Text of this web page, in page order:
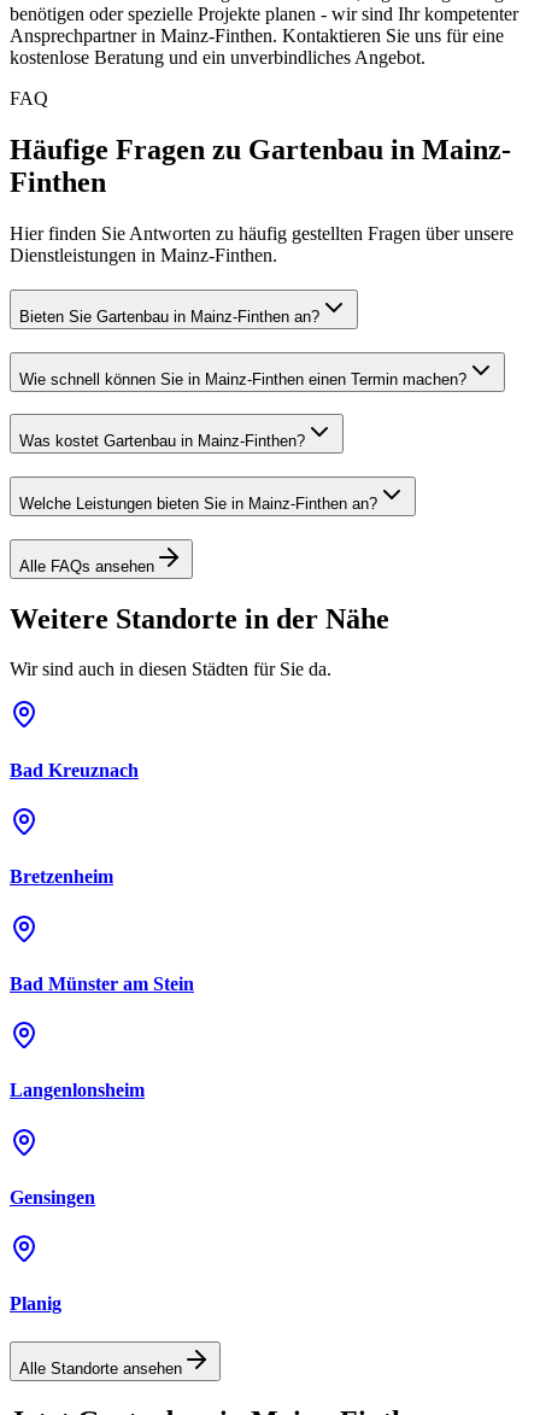
benötigen oder spezielle Projekte planen - wir sind Ihr kompetenter
Ansprechpartner in Mainz-Finthen. Kontaktieren Sie uns für eine
kostenlose Beratung und ein unverbindliches Angebot.
FAQ
Häufige Fragen zu Gartenbau in Mainz-
Finthen
Hier finden Sie Antworten zu häufig gestellten Fragen über unsere
Dienstleistungen in Mainz-Finthen.
Bieten Sie Gartenbau in Mainz-Finthen an?
Wie schnell können Sie in Mainz-Finthen einen Termin machen?
Was kostet Gartenbau in Mainz-Finthen?
Welche Leistungen bieten Sie in Mainz-Finthen an?
Alle FAQs ansehen
Weitere Standorte in der Nähe
Wir sind auch in diesen Städten für Sie da.
Bad Kreuznach
Bretzenheim
Bad Münster am Stein
Langenlonsheim
Gensingen
Planig
Alle Standorte ansehen